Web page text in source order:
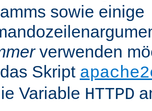
sowie einige
verwenden
Skript
Variable HTTPD